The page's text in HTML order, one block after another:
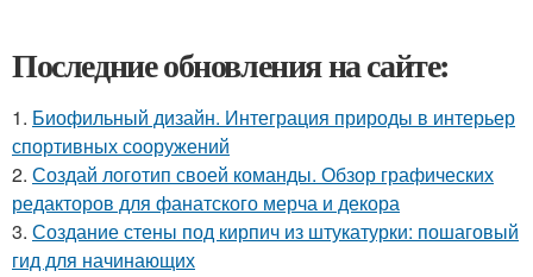
Последние обновления на сайте:
1. Биофильный дизайн. Интеграция природы в интерьер
спортивных сооружений
2. Создай логотип своей команды. Обзор графических
редакторов для фанатского мерча и декора
3. Создание стены под кирпич из штукатурки: пошаговый
гид для начинающих